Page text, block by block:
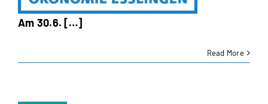
Am 30.6. […]
Read More